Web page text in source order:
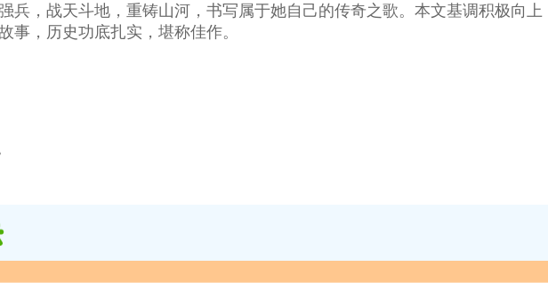
兵，战天斗地，重铸山河，书写属于她自己的传奇之歌。本文基调积极向
事，历史功底扎实，堪称佳作。